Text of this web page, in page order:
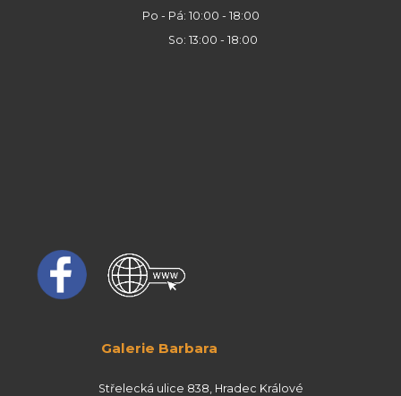
Po - Pá: 10:00 - 18:00
So: 13:00 - 18:00
Galerie Barbara
Střelecká ulice 838, Hradec Králové